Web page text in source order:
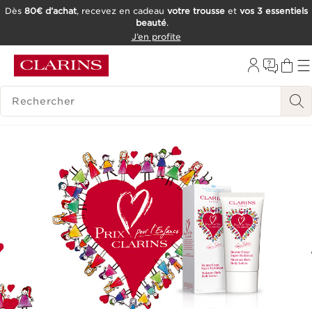
OUTIL D'ACCESSIBILITÉ
Dès 80€ d’achat, recevez en cadeau votre trousseet vos 3 essentiels
beauté.
J’en profite
HISTORIQUE DES RECHERCHES